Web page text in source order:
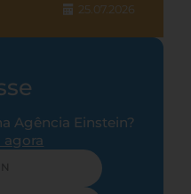
25.07.2026
Agência Einstein?
agora